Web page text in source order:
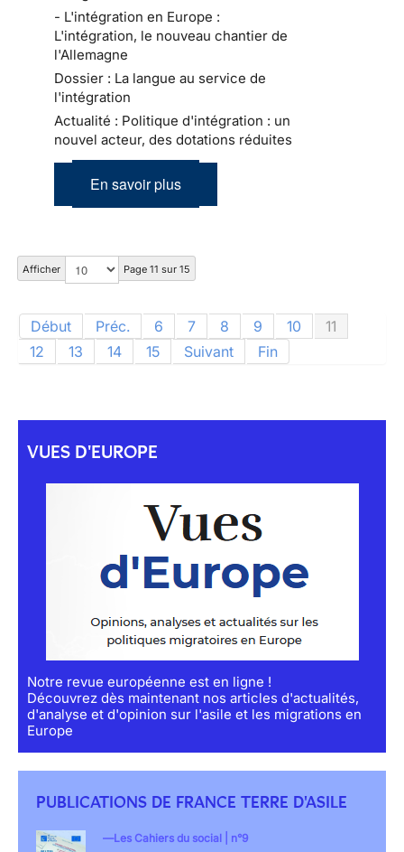
- L'intégration en Europe :
L'intégration, le nouveau chantier de
l'Allemagne
Dossier : La langue au service de
l'intégration
Actualité : Politique d'intégration : un
nouvel acteur, des dotations réduites
En savoir plus
Afficher Page 11 sur 15
Début Préc. 6 7 8 9 10
11
12
13 14 15 Suivant Fin
VUES D'EUROPE
Notre revue européenne est en ligne !
Découvrez dès maintenant nos articles d'actualités,
d'analyse et d'opinion sur l'asile et les migrations en
Europe
PUBLICATIONS DE FRANCE TERRE D'ASILE
Les Cahiers du social | n°9